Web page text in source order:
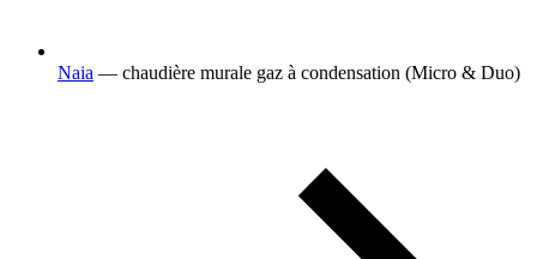
Naia — chaudière murale gaz à condensation (Micro & Duo)